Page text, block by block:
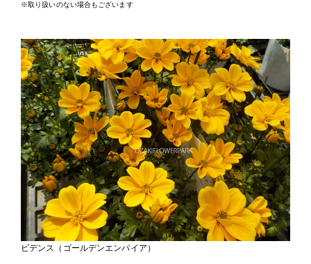
※取り扱いのない場合もございます
ビデンス（ゴールデンエンパイア）